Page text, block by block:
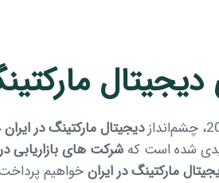
دیجیتال مارکتینگ در ایران
شده است که شرکت های بازاریابی
مارکتینگ در ایرانخواهیم